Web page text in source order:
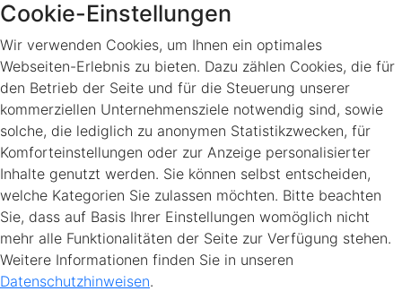
Cookie-Einstellungen
Wir verwenden Cookies, um Ihnen ein optimales
Webseiten-Erlebnis zu bieten. Dazu zählen Cookies, die für
den Betrieb der Seite und für die Steuerung unserer
kommerziellen Unternehmensziele notwendig sind, sowie
solche, die lediglich zu anonymen Statistikzwecken, für
Komforteinstellungen oder zur Anzeige personalisierter
Inhalte genutzt werden. Sie können selbst entscheiden,
welche Kategorien Sie zulassen möchten. Bitte beachten
Sie, dass auf Basis Ihrer Einstellungen womöglich nicht
mehr alle Funktionalitäten der Seite zur Verfügung stehen.
Weitere Informationen finden Sie in unseren
Datenschutzhinweisen.